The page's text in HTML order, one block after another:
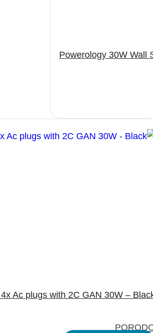
Powerology 30W Wall
Ac plugs with 2C GAN 30W –